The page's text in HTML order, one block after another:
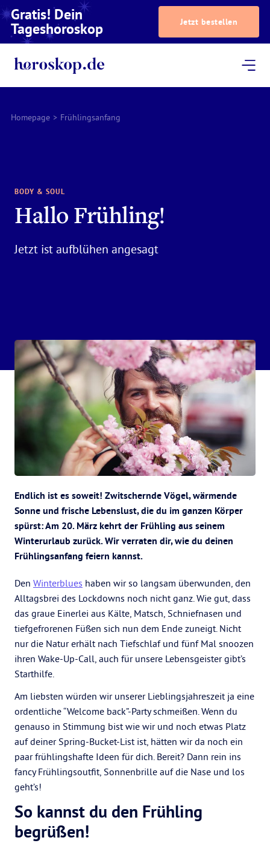
Gratis! Dein
Tageshoroskop Jetzt bestellen
Homepage > Frühlingsanfang
BODY & SOUL
Hallo Frühling!
Jetzt ist aufblühen angesagt
Endlich ist es soweit! Zwitschernde Vögel, wärmende
Sonne und frische Lebenslust, die du im ganzen Körper
spürst: Am 20. März kehrt der Frühling aus seinem
Winterurlaub zurück. Wir verraten dir, wie du deinen
Frühlingsanfang feiern kannst.
Den Winterblues haben wir so langsam überwunden, den
Alltagsbrei des Lockdowns noch nicht ganz. Wie gut, dass
das graue Einerlei aus Kälte, Matsch, Schniefnasen und
tiefgefrorenen Füßen sich nun dem Ende zuneigt. Nicht
nur die Natur erhält nach Tiefschlaf und fünf Mal snoozen
ihren Wake-Up-Call, auch für unsere Lebensgeister gibt’s
Starthilfe.
Am liebsten würden wir unserer Lieblingsjahreszeit ja eine
ordentliche “Welcome back”-Party schmeißen. Wenn du
genauso in Stimmung bist wie wir und noch etwas Platz
auf deiner Spring-Bucket-List ist, hätten wir da noch ein
paar frühlingshafte Ideen für dich. Bereit? Dann rein ins
fancy Frühlingsoutfit, Sonnenbrille auf die Nase und los
geht’s!
So kannst du den Frühling
begrüßen!